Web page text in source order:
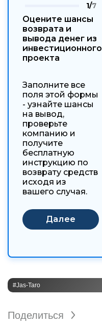
1/7
Оцените шансы
возврата и
вывода денег из
инвестиционного
проекта
Заполните все
поля этой формы
- узнайте шансы
на вывод,
проверьте
компанию и
получите
бесплатную
инструкцию по
возврату средств
исходя из
вашего случая.
#Jas-Taro
Поделиться